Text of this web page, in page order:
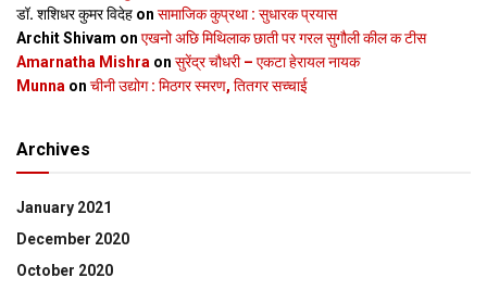
डॉ. शशिधर कुमर विदेह on सामाजिक कुप्रथा : सुधारक प्रयास
Archit Shivam on एखनो अछि मिथिलाक छाती पर गरल सुगौली कील क टीस
Amarnatha Mishra on सुरेंद्र चौधरी – एकटा हेरायल नायक
Munna on चीनी उद्योग : मिठगर स्‍मरण, तितगर सच्‍चाई
Archives
January 2021
December 2020
October 2020